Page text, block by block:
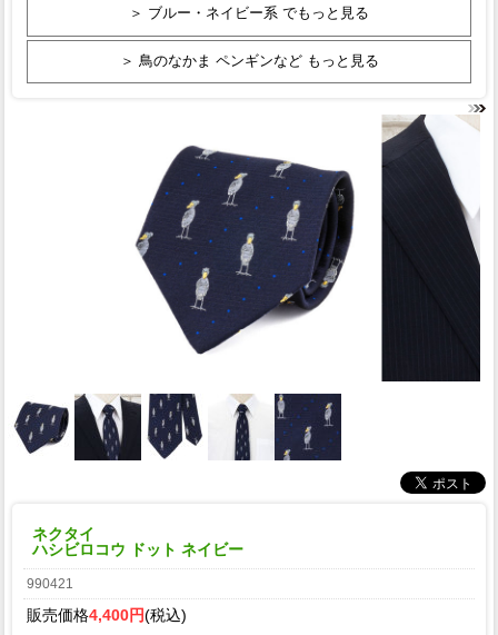
＞ ブルー・ネイビー系 でもっと見る
＞ 鳥のなかま ペンギンなど もっと見る
ネクタイ
ハシビロコウ ドット ネイビー
990421
販売価格4,400円(税込)